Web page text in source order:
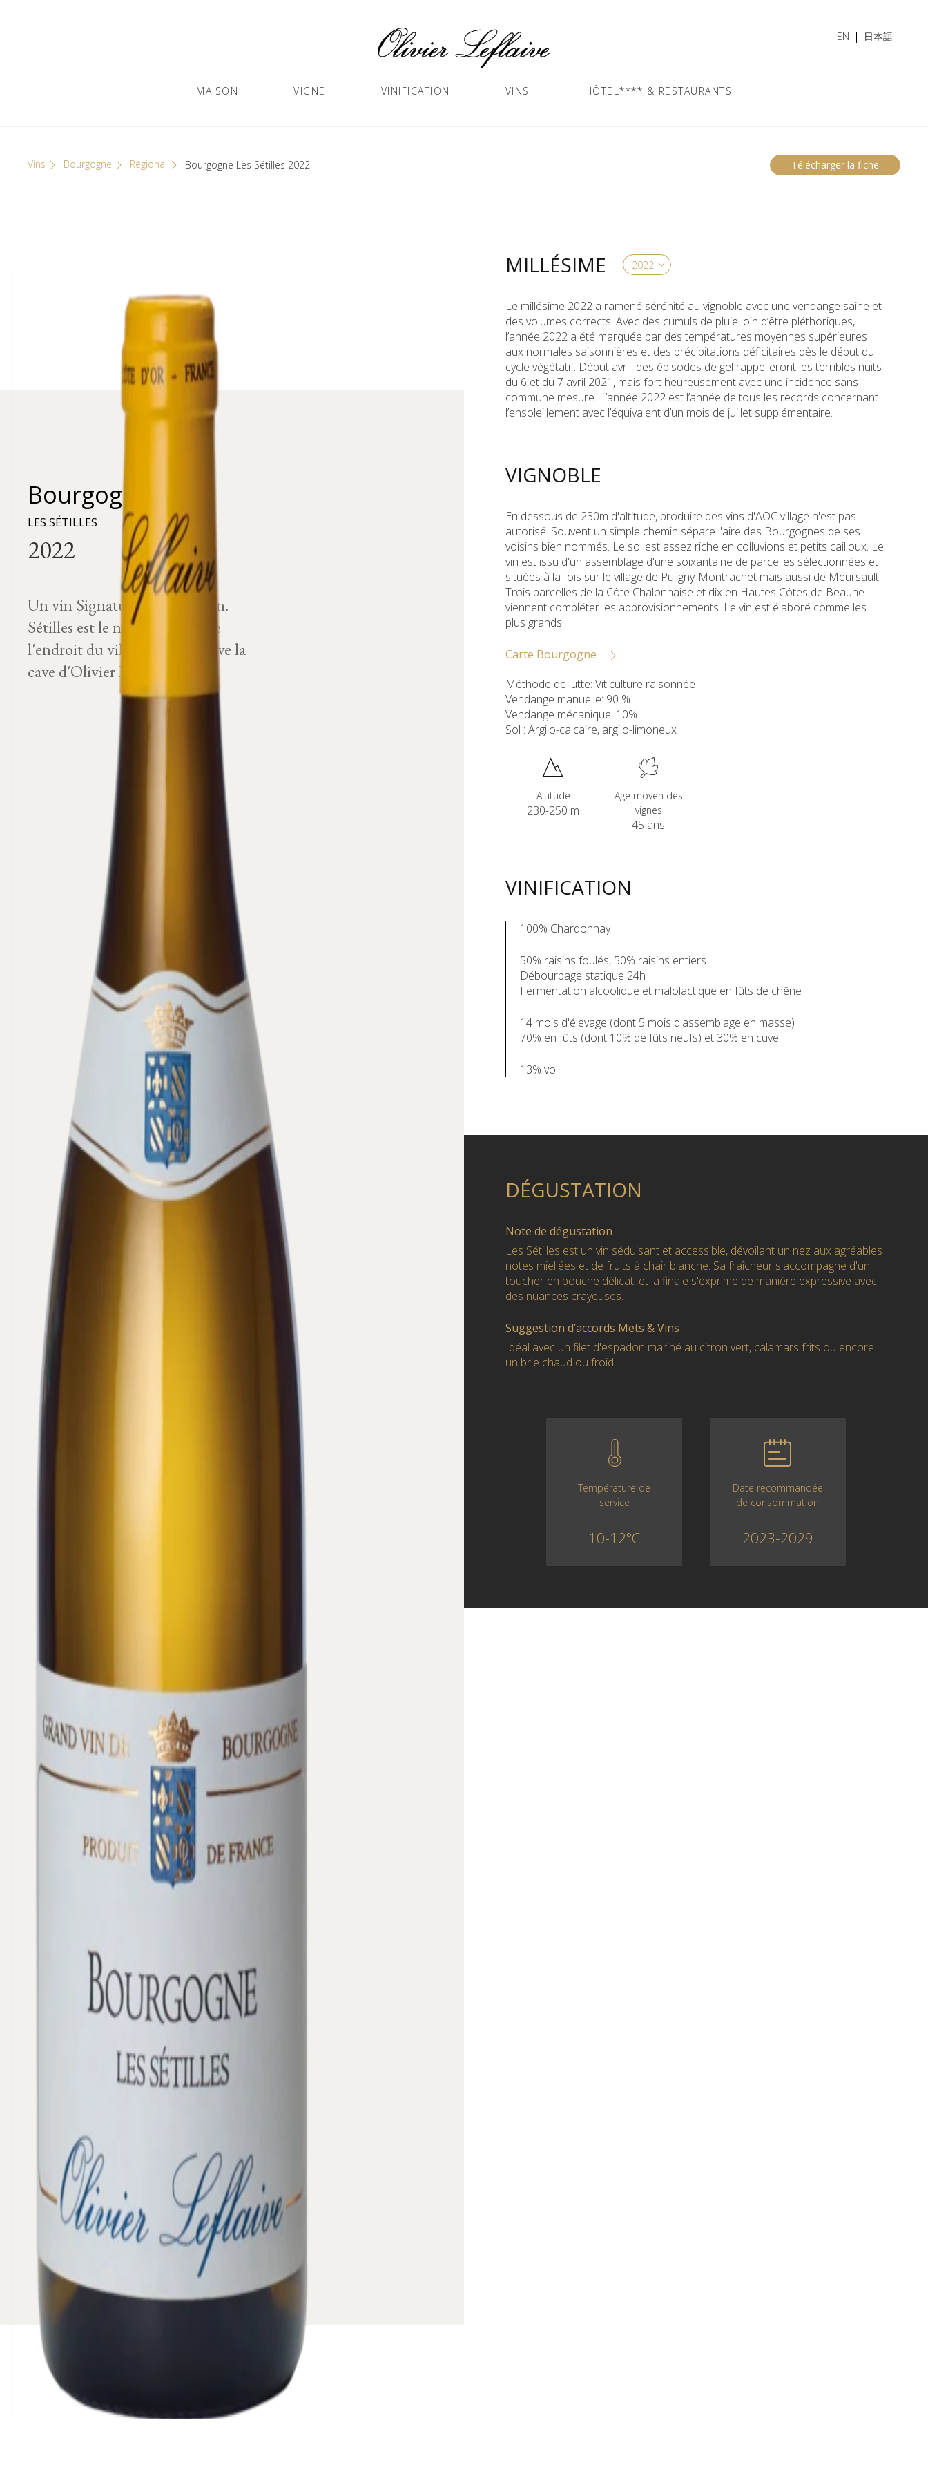
EN 日本語
MAISON VIGNE VINIFICATION VINS HÔTEL**** & RESTAURANTS
Vins Bourgogne Régional Bourgogne Les Sétilles 2022 Télécharger la fiche
Bourgogne
LES SÉTILLES
Un vin Signature de la Maison.
Sétilles est le nom cadastral de
l'endroit du village où se trouve la
cave d'Olivier Leflaive.
MILLÉSIME
Le millésime 2022 a ramené sérénité au vignoble avec une vendange saine et
des volumes corrects. Avec des cumuls de pluie loin d’être pléthoriques,
l’année 2022 a été marquée par des températures moyennes supérieures
aux normales saisonnières et des précipitations déficitaires dès le début du
cycle végétatif. Début avril, des épisodes de gel rappelleront les terribles nuits
du 6 et du 7 avril 2021, mais fort heureusement avec une incidence sans
commune mesure. L’année 2022 est l’année de tous les records concernant
l’ensoleillement avec l’équivalent d’un mois de juillet supplémentaire.
VIGNOBLE
En dessous de 230m d'altitude, produire des vins d'AOC village n'est pas
autorisé. Souvent un simple chemin sépare l'aire des Bourgognes de ses
voisins bien nommés. Le sol est assez riche en colluvions et petits cailloux. Le
vin est issu d'un assemblage d'une soixantaine de parcelles sélectionnées et
situées à la fois sur le village de Puligny-Montrachet mais aussi de Meursault.
Trois parcelles de la Côte Chalonnaise et dix en Hautes Côtes de Beaune
viennent compléter les approvisionnements. Le vin est élaboré comme les
plus grands.
Carte Bourgogne
Méthode de lutte: Viticulture raisonnée
Vendange manuelle: 90 %
Vendange mécanique: 10%
Sol : Argilo-calcaire, argilo-limoneux
Altitude
230-250 m
Age moyen des
vignes
45 ans
VINIFICATION
100% Chardonnay
50% raisins foulés, 50% raisins entiers
Débourbage statique 24h
Fermentation alcoolique et malolactique en fûts de chêne
14 mois d'élevage (dont 5 mois d'assemblage en masse)
70% en fûts (dont 10% de fûts neufs) et 30% en cuve
13% vol.
DÉGUSTATION
Note de dégustation
Les Sétilles est un vin séduisant et accessible, dévoilant un nez aux agréables
notes miellées et de fruits à chair blanche. Sa fraîcheur s'accompagne d'un
toucher en bouche délicat, et la finale s'exprime de manière expressive avec
des nuances crayeuses.
Suggestion d’accords Mets & Vins
Idéal avec un filet d'espadon mariné au citron vert, calamars frits ou encore
un brie chaud ou froid.
Température de
service
10-12°C
Date recommandée
de consommation
2023-2029